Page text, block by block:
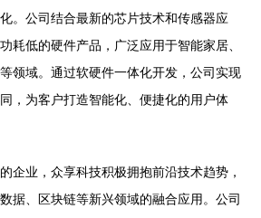
。公司结合最新的芯片技术和传感器应
耗低的硬件产品，广泛应用于智能家居、
领域。通过软硬件一体化开发，公司实现
，为客户打造智能化、便捷化的用户体
企业，众享科技积极拥抱前沿技术趋势，
据、区块链等新兴领域的融合应用。公司